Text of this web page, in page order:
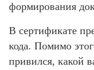
формирования
В сертификате
кода. Помимо
привился, какой